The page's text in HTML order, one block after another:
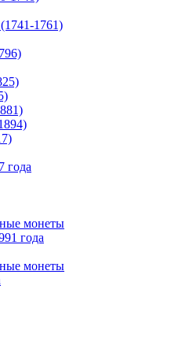
1761)
монеты
года
монеты